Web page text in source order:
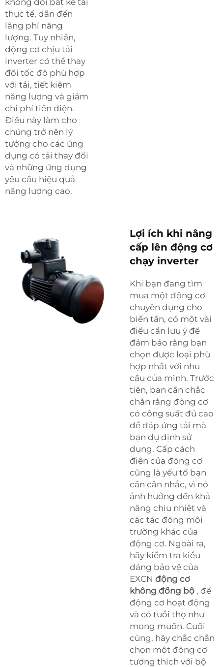
thực tế, dẫn đến
lãng phí năng
lượng. Tuy nhiên,
động cơ chịu tải
inverter có thể thay
đổi tốc độ phù hợp
với tải, tiết kiệm
năng lượng và giảm
chi phí tiền điện.
Điều này làm cho
chúng trở nên lý
tưởng cho các ứng
dụng có tải thay đổi
và những ứng dụng
yêu cầu hiệu quả
năng lượng cao.
Lợi ích khi nâng
cấp lên động cơ
chạy inverter
Khi bạn đang tìm
mua một động cơ
chuyên dụng cho
biến tần, có một vài
điều cần lưu ý để
đảm bảo rằng bạn
chọn được loại phù
hợp nhất với nhu
cầu của mình. Trước
tiên, bạn cần chắc
chắn rằng động cơ
có công suất đủ cao
để đáp ứng tải mà
bạn dự định sử
dụng. Cấp cách
điện của động cơ
cũng là yếu tố bạn
cần cân nhắc, vì nó
ảnh hưởng đến khả
năng chịu nhiệt và
các tác động môi
trường khác của
động cơ. Ngoài ra,
hãy kiểm tra kiểu
dáng bảo vệ của
EXCN động cơ
không đồng bộ , để
động cơ hoạt động
và có tuổi thọ như
mong muốn. Cuối
cùng, hãy chắc chắn
chọn một động cơ
tương thích với bộ